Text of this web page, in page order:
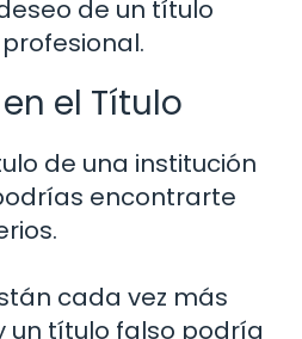
de un título
el Título
de una institución
encontrarte
cada vez más
un título falso podría